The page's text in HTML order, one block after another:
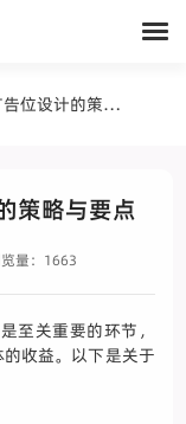
APP 广告变现：广告位设计的策略与要点
策略与要点
量：1663
至关重要的环节，
收益。以下是关于